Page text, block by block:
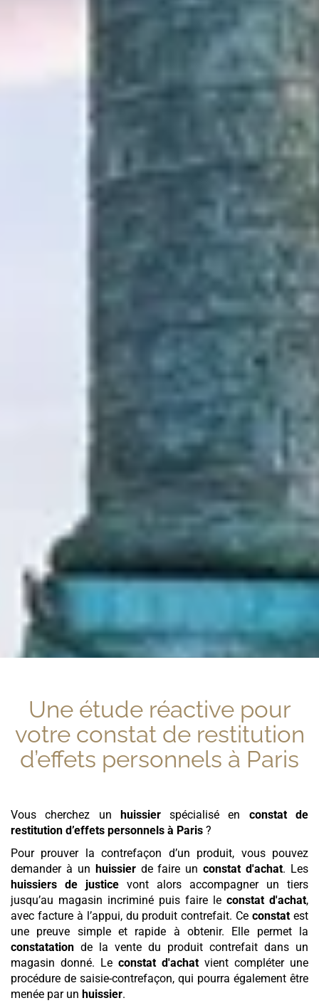
Une étude réactive pour
votre constat de restitution
d’effets personnels à Paris
Vous cherchez un huissierspécialisé en constat de
restitution d’effets personnels à Paris ?
Pour prouver la contrefaçon d’un produit, vous pouvez
demander à un huissierde faire unconstat d'achat. Les
huissiers de justice vont alors accompagner un tiers
jusqu’au magasin incriminé puis faire le constat d'achat,
avec facture à l’appui, du produit contrefait. Ceconstat est
une preuve simple et rapide à obtenir. Elle permet la
constatation de la vente du produit contrefait dans un
magasin donné. Le constat d'achat vient compléter une
procédure de saisie-contrefaçon, qui pourra également être
menée par un huissier.